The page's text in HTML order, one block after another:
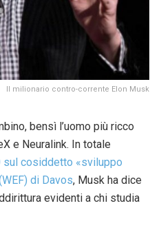
Il milionario contro-corrente Elon Musk
bensì l’uomo più ricco
e Neuralink. In totale
sul cosiddetto «sviluppo
di Davos, Musk ha dice
evidenti a chi studia